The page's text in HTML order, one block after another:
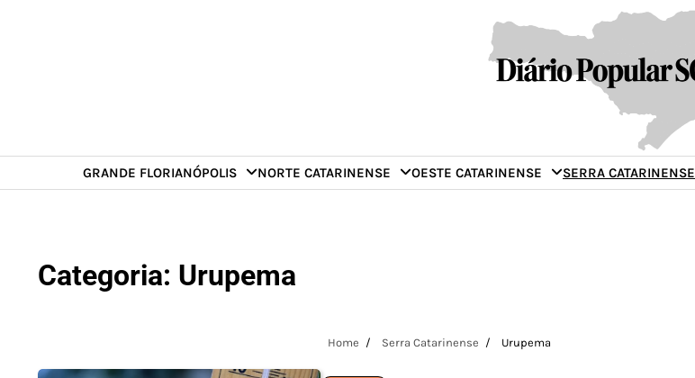
GRANDE FLORIANÓPOLIS NORTE CATARINENSE OESTE CATARINENSE SERRA CATARINENSE
Categoria: Urupema
Home Serra Catarinense Urupema